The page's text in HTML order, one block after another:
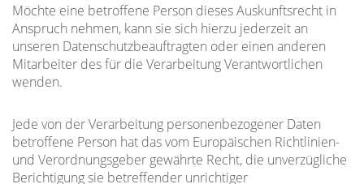
Möchte eine betroffene Person dieses Auskunftsrecht in
Anspruch nehmen, kann sie sich hierzu jederzeit an
unseren Datenschutzbeauftragten oder einen anderen
Mitarbeiter des für die Verarbeitung Verantwortlichen
wenden.
Jede von der Verarbeitung personenbezogener Daten
betroffene Person hat das vom Europäischen Richtlinien-
und Verordnungsgeber gewährte Recht, die unverzügliche
Berichtigung sie betreffender unrichtiger